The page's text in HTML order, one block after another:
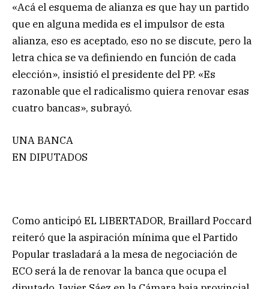
«Acá el esquema de alianza es que hay un partido
que en alguna medida es el impulsor de esta
alianza, eso es aceptado, eso no se discute, pero la
letra chica se va definiendo en función de cada
elección», insistió el presidente del PP. «Es
razonable que el radicalismo quiera renovar esas
cuatro bancas», subrayó.
UNA BANCA
EN DIPUTADOS
Como anticipó EL LIBERTADOR, Braillard Poccard
reiteró que la aspiración mínima que el Partido
Popular trasladará a la mesa de negociación de
ECO será la de renovar la banca que ocupa el